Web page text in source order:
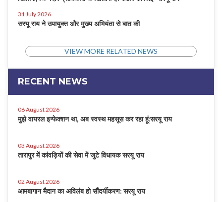
31 July 2026
सरयू राय ने उपायुक्त और मुख्य अभियंता से बात की
VIEW MORE RELATED NEWS
RECENT NEWS
06 August 2026
मुझे वायरल इन्फेक्शन था, अब स्वस्थ महसूस कर रहा हूं:सरयू राय
03 August 2026
तारापुर में कांवड़ियों की सेवा में जुटे विधायक सरयू राय
02 August 2026
आमबागान मैदान का अविलंब हो सौंदर्यीकरण: सरयू राय